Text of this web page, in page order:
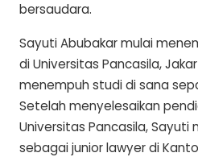
bersaudara.
Sayuti Abubakar mulai
di Universitas Pancasila,
menempuh studi di sana
Setelah menyelesaikan
Universitas Pancasila, Sayuti
sebagai junior lawyer di